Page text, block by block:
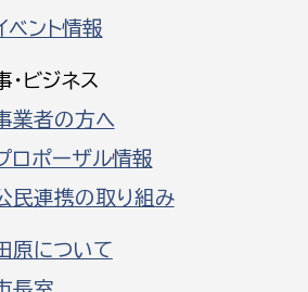
ベント情報
・ビジネス
業者の方へ
ロポーザル情報
民連携の取り組み
原について